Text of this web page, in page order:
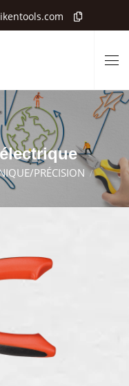
PRÉCISION